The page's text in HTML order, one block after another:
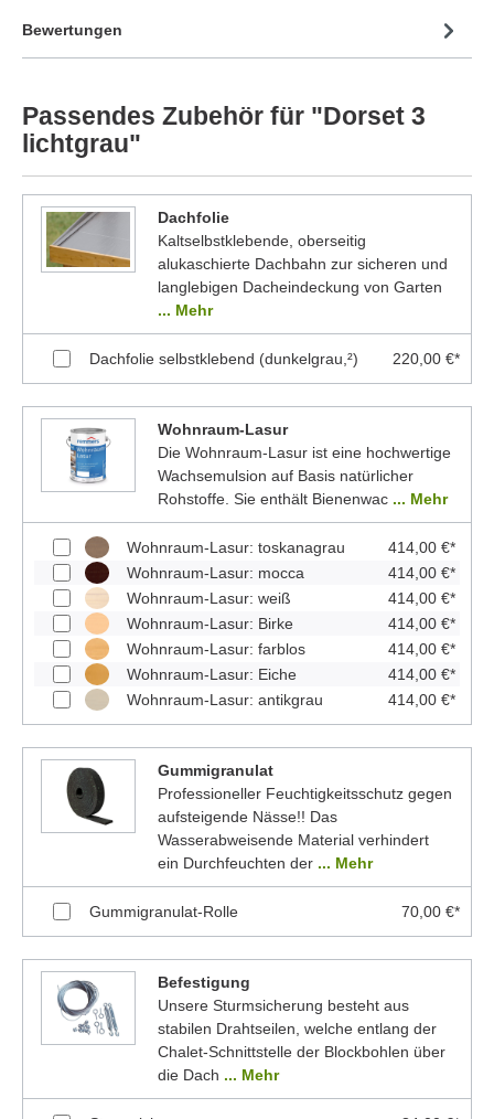
Bewertungen
Passendes Zubehör für "Dorset 3
lichtgrau"
Dachfolie
Kaltselbstklebende, oberseitig
alukaschierte Dachbahn zur sicheren und
langlebigen Dacheindeckung von Garten
... Mehr
Dachfolie selbstklebend (dunkelgrau,²) 220,00 €*
Wohnraum-Lasur
Die Wohnraum-Lasur ist eine hochwertige
Wachsemulsion auf Basis natürlicher
Rohstoffe. Sie enthält Bienenwac ... Mehr
Wohnraum-Lasur: toskanagrau
414,00 €*
Wohnraum-Lasur: mocca
414,00 €*
Wohnraum-Lasur: weiß
414,00 €*
Wohnraum-Lasur: Birke
414,00 €*
Wohnraum-Lasur: farblos
414,00 €*
Wohnraum-Lasur: Eiche
414,00 €*
Wohnraum-Lasur: antikgrau
414,00 €*
Gummigranulat
Professioneller Feuchtigkeitsschutz gegen
aufsteigende Nässe!! Das
Wasserabweisende Material verhindert
ein Durchfeuchten der ... Mehr
Gummigranulat-Rolle 70,00 €*
Befestigung
Unsere Sturmsicherung besteht aus
stabilen Drahtseilen, welche entlang der
Chalet-Schnittstelle der Blockbohlen über
die Dach ... Mehr